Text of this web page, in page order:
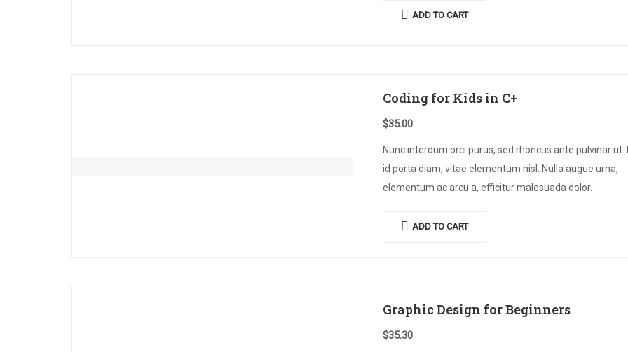
ADD TO CART
Coding for Kids in C+
$35.00
Nunc interdum orci purus, sed rhoncus ante pulvinar ut.
id porta diam, vitae elementum nisl. Nulla augue urna,
elementum ac arcu a, efficitur malesuada dolor.
ADD TO CART
Graphic Design for Beginners
$35.30